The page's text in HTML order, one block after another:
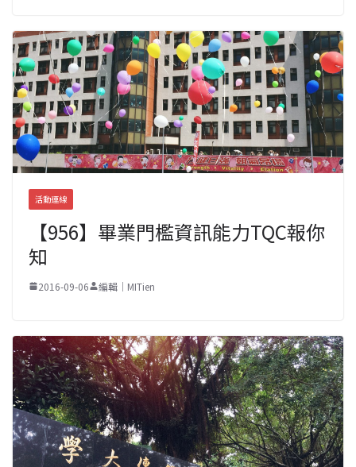
活動連線
【956】畢業門檻資訊能力TQC報你
知
2016-09-06 編輯｜MITien